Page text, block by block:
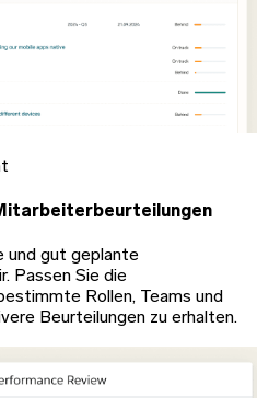
und gut geplante
Passen Sie die
Rollen, Teams und
Beurteilungen zu erhalten.